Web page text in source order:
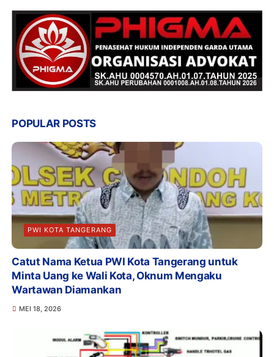
POPULAR POSTS
PWI KOTA TANGERANG
Catut Nama Ketua PWI Kota Tangerang untuk
Minta Uang ke Wali Kota, Oknum Mengaku
Wartawan Diamankan
MEI 18, 2026